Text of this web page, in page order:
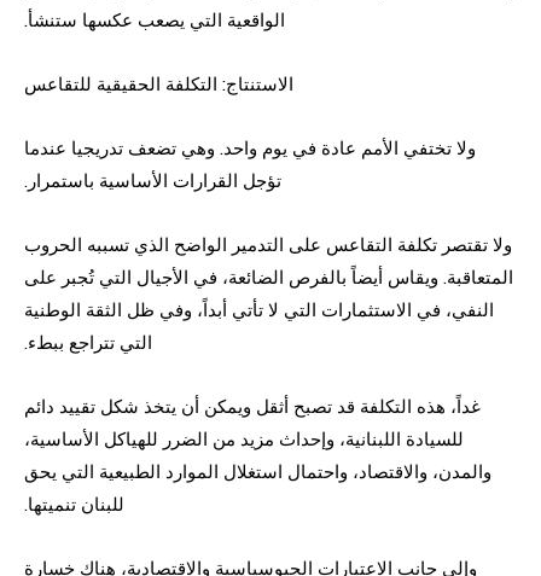
الواقعية التي يصعب عكسها ستنشأ.
الاستنتاج: التكلفة الحقيقية للتقاعس
ولا تختفي الأمم عادة في يوم واحد. وهي تضعف تدريجيا عندما
تؤجل القرارات الأساسية باستمرار.
ولا تقتصر تكلفة التقاعس على التدمير الواضح الذي تسببه الحروب
المتعاقبة. ويقاس أيضاً بالفرص الضائعة، في الأجيال التي تُجبر على
النفي، في الاستثمارات التي لا تأتي أبداً، وفي ظل الثقة الوطنية
التي تتراجع ببطء.
غداً، هذه التكلفة قد تصبح أثقل ويمكن أن يتخذ شكل تقييد دائم
للسيادة اللبنانية، وإحداث مزيد من الضرر للهياكل الأساسية،
والمدن، والاقتصاد، واحتمال استغلال الموارد الطبيعية التي يحق
للبنان تنميتها.
وإلى جانب الاعتبارات الجيوسياسية والاقتصادية، هناك خسارة